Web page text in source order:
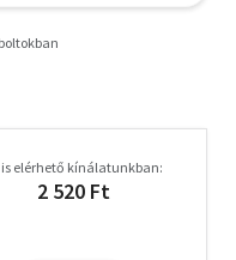
is elérhető kínálatunkban:
2 520 Ft